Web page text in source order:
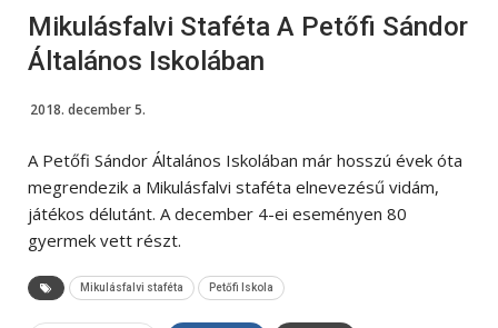
Mikulásfalvi Staféta A Petőfi Sándor
Általános Iskolában
2018. december 5.
A Petőfi Sándor Általános Iskolában már hosszú évek óta
megrendezik a Mikulásfalvi staféta elnevezésű vidám,
játékos délutánt. A december 4-ei eseményen 80
gyermek vett részt.
Mikulásfalvi staféta Petőfi Iskola